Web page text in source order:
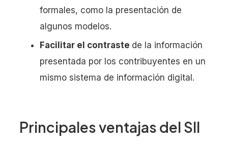
formales, como la presentación de
algunos modelos.
Facilitar el contraste de la información
presentada por los contribuyentes en un
mismo sistema de información digital.
Principales ventajas del SII